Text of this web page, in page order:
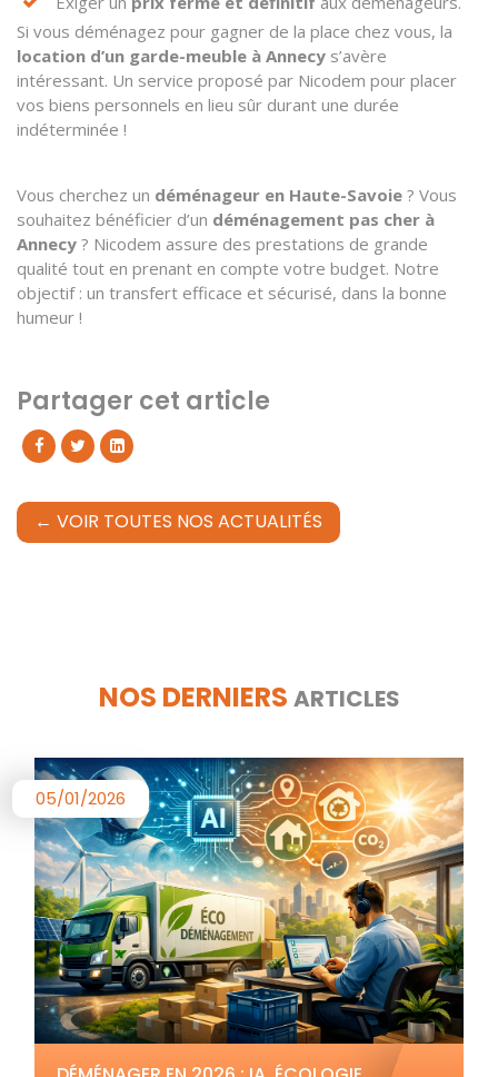
Si vous déménagez pour gagner de la place chez vous, la
location d’un garde-meuble à Annecy s’avère
intéressant. Un service proposé par Nicodem pour placer
vos biens personnels en lieu sûr durant une durée
indéterminée !
Vous cherchez un déménageur en Haute-Savoie ? Vous
souhaitez bénéficier d’un déménagement pas cher à
Annecy ? Nicodem assure des prestations de grande
qualité tout en prenant en compte votre budget. Notre
objectif : un transfert efficace et sécurisé, dans la bonne
humeur !
Partager cet article
← VOIR TOUTES NOS ACTUALITÉS
NOS DERNIERS ARTICLES
05/01/2026